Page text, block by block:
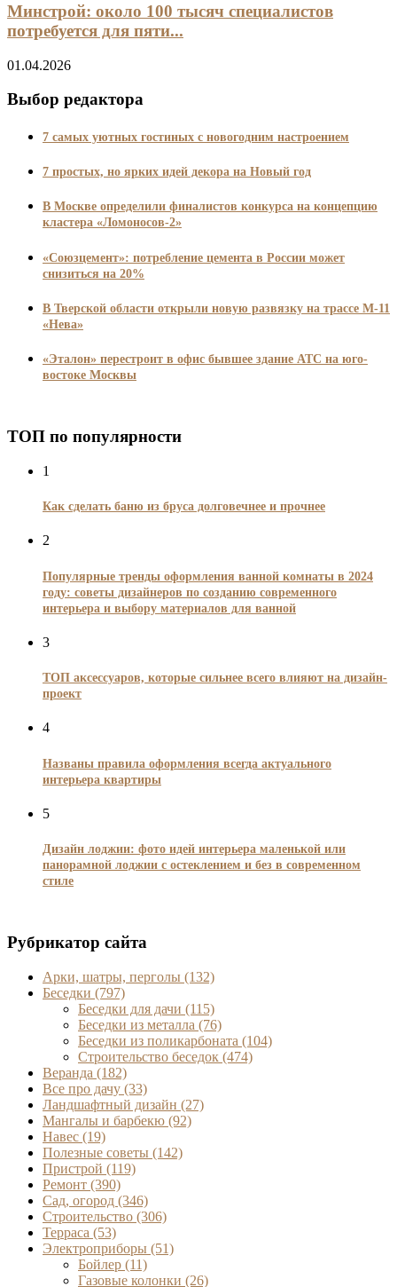
Минстрой: около 100 тысяч специалистов
потребуется для пяти...
01.04.2026
Выбор редактора
7 самых уютных гостиных с новогодним настроением
7 простых, но ярких идей декора на Новый год
В Москве определили финалистов конкурса на концепцию
кластера «Ломоносов-2»
«Союзцемент»: потребление цемента в России может
снизиться на 20%
В Тверской области открыли новую развязку на трассе М-11
«Нева»
«Эталон» перестроит в офис бывшее здание АТС на юго-
востоке Москвы
ТОП по популярности
1
Как сделать баню из бруса долговечнее и прочнее
2
Популярные тренды оформления ванной комнаты в 2024
году: советы дизайнеров по созданию современного
интерьера и выбору материалов для ванной
3
ТОП аксессуаров, которые сильнее всего влияют на дизайн-
проект
4
Названы правила оформления всегда актуального
интерьера квартиры
5
Дизайн лоджии: фото идей интерьера маленькой или
панорамной лоджии с остеклением и без в современном
стиле
Рубрикатор сайта
Арки, шатры, перголы (132)
Беседки (797)
Беседки для дачи (115)
Беседки из металла (76)
Беседки из поликарбоната (104)
Строительство беседок (474)
Веранда (182)
Все про дачу (33)
Ландшафтный дизайн (27)
Мангалы и барбекю (92)
Навес (19)
Полезные советы (142)
Пристрой (119)
Ремонт (390)
Сад, огород (346)
Строительство (306)
Терраса (53)
Электроприборы (51)
Бойлер (11)
Газовые колонки (26)